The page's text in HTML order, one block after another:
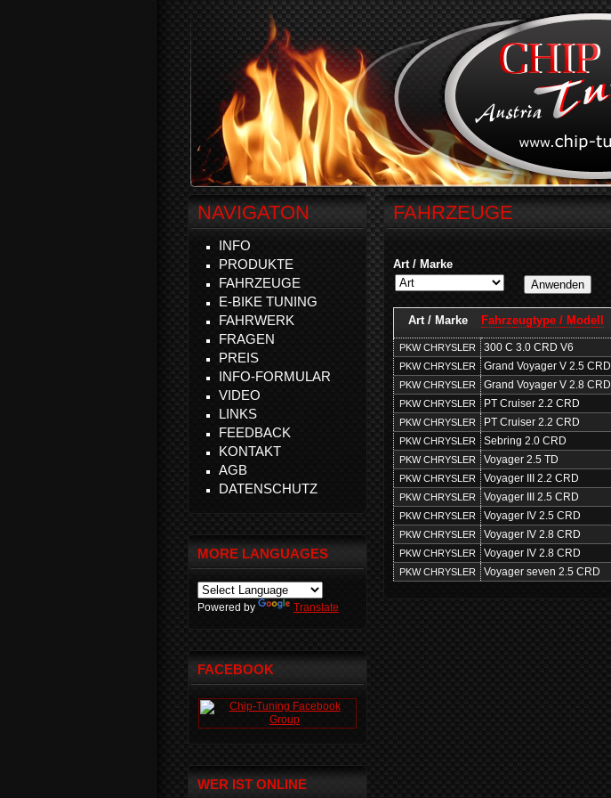
FAHRZEUGE
Art / Marke
Art / Marke Fahrzeugtype / Modell
PKW CHRYSLER 300 C 3.0 CRD V6
PKW CHRYSLER Grand Voyager V 2.5 CRD
PKW CHRYSLER Grand Voyager V 2.8 CRD
PKW CHRYSLER PT Cruiser 2.2 CRD
PKW CHRYSLER PT Cruiser 2.2 CRD
PKW CHRYSLER Sebring 2.0 CRD
PKW CHRYSLER Voyager 2.5 TD
PKW CHRYSLER Voyager III 2.2 CRD
PKW CHRYSLER Voyager III 2.5 CRD
PKW CHRYSLER Voyager IV 2.5 CRD
PKW CHRYSLER Voyager IV 2.8 CRD
PKW CHRYSLER Voyager IV 2.8 CRD
PKW CHRYSLER Voyager seven 2.5 CRD
NAVIGATON
INFO
PRODUKTE
FAHRZEUGE
E-BIKE TUNING
FAHRWERK
FRAGEN
PREIS
INFO-FORMULAR
VIDEO
LINKS
FEEDBACK
KONTAKT
AGB
DATENSCHUTZ
MORE LANGUAGES
Powered by Translate
FACEBOOK
WER IST ONLINE